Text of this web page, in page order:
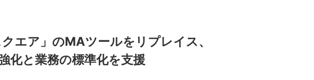
エア」のMAツールをリプレイス、
化と業務の標準化を支援